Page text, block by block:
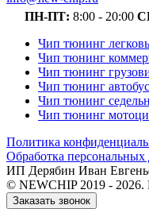
ПН-ПТ: 8:00 - 20:00
Чип тюнинг
Чип тюнинг
Чип тюнинг
Чип тюнинг
Чип тюнинг
Чип тюнинг
Политика
Обработка
ИП Дерябин Иван
© NEWCHIP 2019 -
Заказать звонок